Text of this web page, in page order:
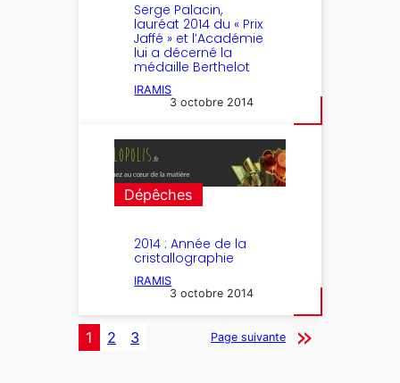
Serge Palacin,
lauréat 2014 du « Prix
Jaffé » et l’Académie
lui a décerné la
médaille Berthelot
IRAMIS
3 octobre 2014
Dépêches
2014 : Année de la
cristallographie
IRAMIS
3 octobre 2014
1 2 3 Page suivante